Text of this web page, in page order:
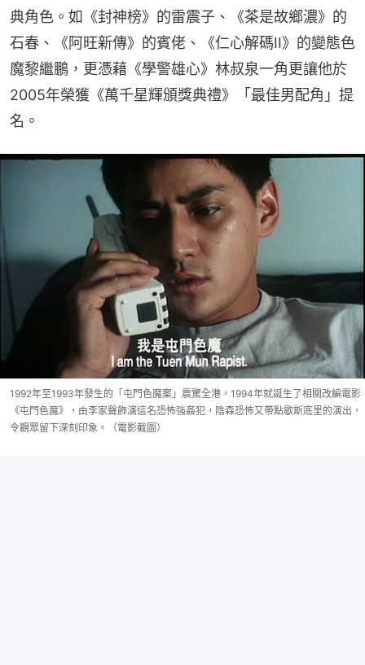
典角色。如《封神榜》的雷震子、《茶是故鄉濃》的
石春、《阿旺新傳》的賓佬、《仁心解碼II》的變態色
魔黎繼鵬，更憑藉《學警雄心》林叔泉一角更讓他於
2005年榮獲《萬千星輝頒獎典禮》「最佳男配角」提
名。
1992年至1993年發生的「屯門色魔案」震驚全港，1994年就誕生了相關改編電影
《屯門色魔》，由李家聲飾演這名恐怖強姦犯，陰森恐怖又帶點歇斯底里的演出，
令觀眾留下深刻印象。（電影截圖）